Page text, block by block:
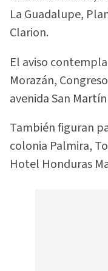
La Guadalupe,
Clarion.
El aviso
Morazán,
avenida San
También figuran
colonia Palmira,
Hotel Honduras